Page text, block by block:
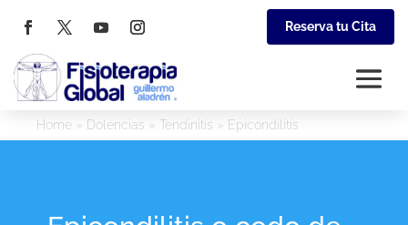
Reserva tu Cita
Home » Dolencias » Tendinitis » Epicondilitis